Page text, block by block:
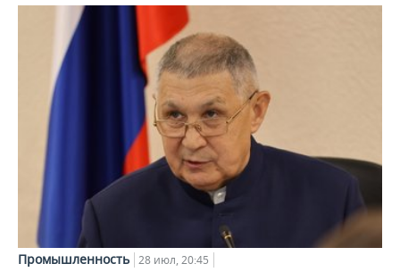
Промышленность 28 июл, 20:45